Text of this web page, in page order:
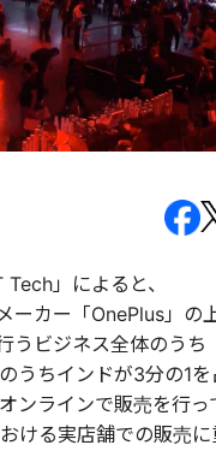
」によると、
ーカー「OnePlus」の
うビジネス全体のうち
うちインドが3分の1を
ンラインで販売を行っ
ける実店舗での販売に